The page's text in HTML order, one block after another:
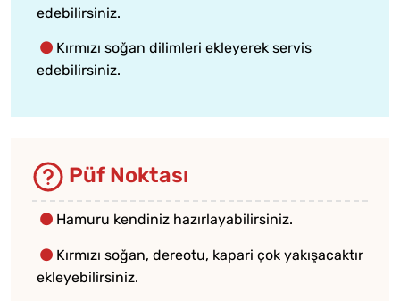
edebilirsiniz.
Kırmızı soğan dilimleri ekleyerek servis
edebilirsiniz.
Püf Noktası
Hamuru kendiniz hazırlayabilirsiniz.
Kırmızı soğan, dereotu, kapari çok yakışacaktır
ekleyebilirsiniz.